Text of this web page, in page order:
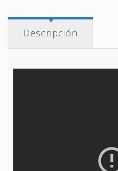
Descripción